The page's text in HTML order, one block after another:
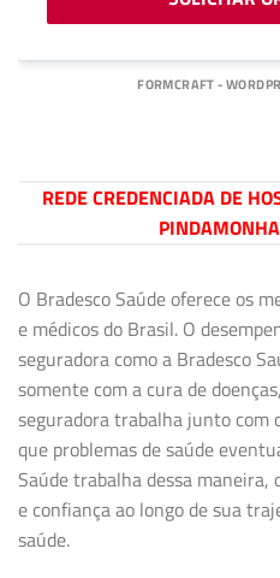
FORMCRAFT -
REDE CREDENCIADA DE
O Bradesco Saúde oferece os
e médicos do Brasil. O
seguradora como a Bradesco
somente com a cura de
seguradora trabalha junto com
que problemas de saúde
Saúde trabalha dessa
e confiança ao longo de sua
saúde.